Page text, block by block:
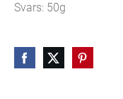
Svars: 50g